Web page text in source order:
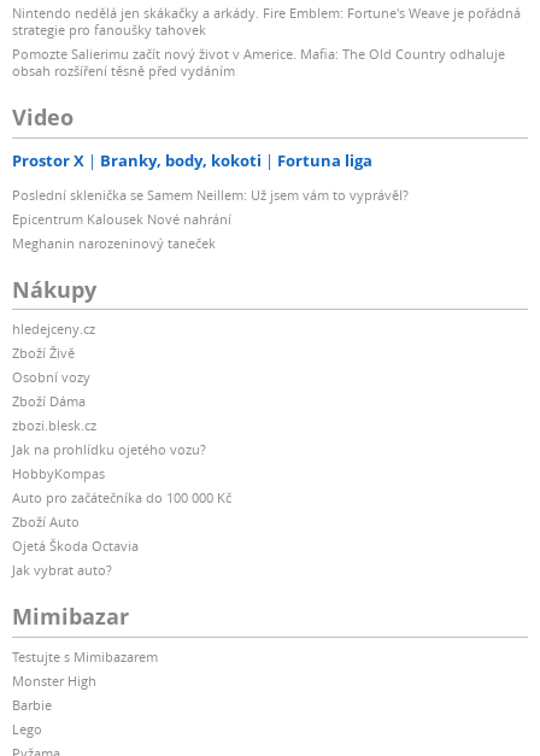
Nintendo nedělá jen skákačky a arkády. Fire Emblem: Fortune's Weave je pořádná
strategie pro fanoušky tahovek
Pomozte Salierimu začít nový život v Americe. Mafia: The Old Country odhaluje
obsah rozšíření těsně před vydáním
Video
Prostor X Branky, body, kokoti Fortuna liga
Poslední sklenička se Samem Neillem: Už jsem vám to vyprávěl?
Epicentrum Kalousek Nové nahrání
Meghanin narozeninový taneček
Nákupy
hledejceny.cz
Zboží Živě
Osobní vozy
Zboží Dáma
zbozi.blesk.cz
Jak na prohlídku ojetého vozu?
HobbyKompas
Auto pro začátečníka do 100 000 Kč
Zboží Auto
Ojetá Škoda Octavia
Jak vybrat auto?
Mimibazar
Testujte s Mimibazarem
Monster High
Barbie
Lego